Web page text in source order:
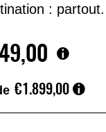
: partout.
€1.899,00